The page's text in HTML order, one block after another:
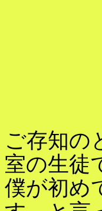
ご存知の
室の生徒
僕が初め